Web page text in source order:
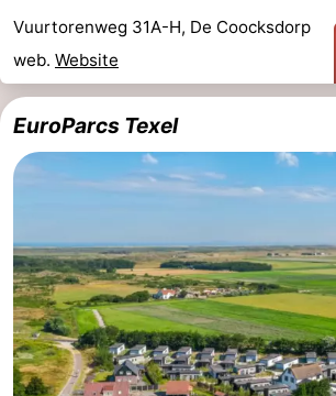
Vuurtorenweg 31A-H, De Coocksdorp
web. Website
EuroParcs Texel